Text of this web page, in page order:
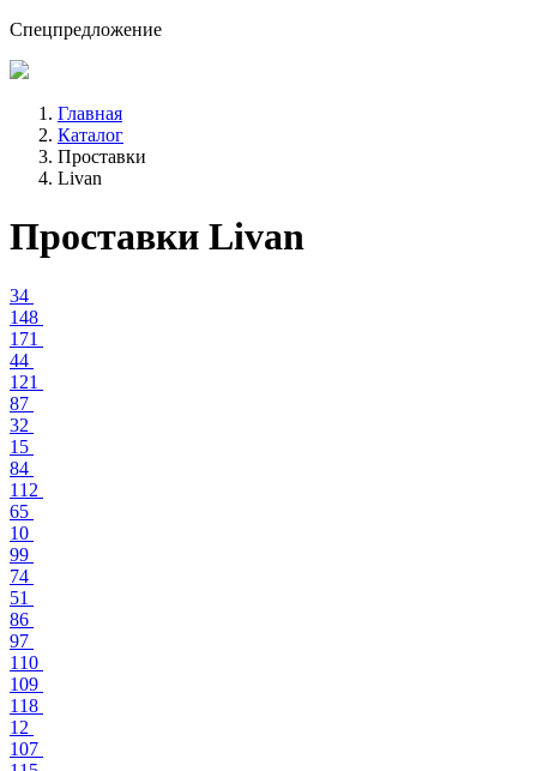
Спецпредложение
Главная
Каталог
Проставки
Livan
Проставки Livan
34
148
171
44
121
87
32
15
84
112
65
10
99
74
51
86
97
110
109
118
12
107